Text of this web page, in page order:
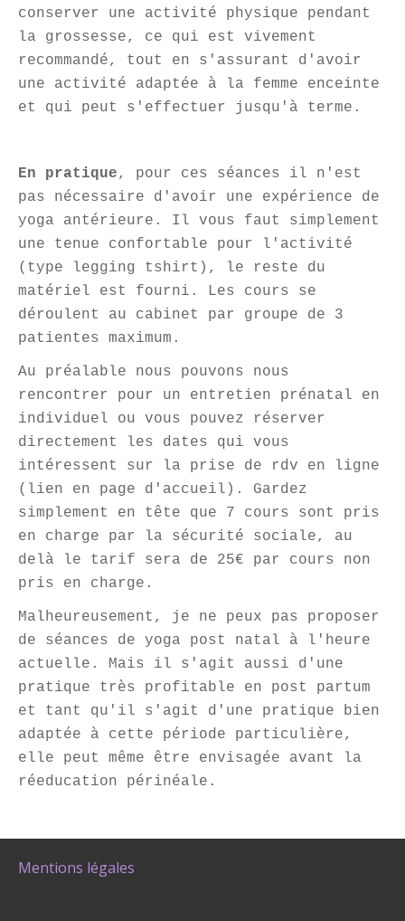
conserver une activité physique pendant
la grossesse, ce qui est vivement
recommandé, tout en s'assurant d'avoir
une activité adaptée à la femme enceinte
et qui peut s'effectuer jusqu'à terme.
En pratique, pour ces séances il n'est
pas nécessaire d'avoir une expérience de
yoga antérieure. Il vous faut simplement
une tenue confortable pour l'activité
(type legging tshirt), le reste du
matériel est fourni.
Les cours se
déroulent au cabinet par groupe de 3
patientes maximum.
Au préalable nous pouvons nous
rencontrer pour un entretien prénatal en
individuel ou vous pouvez réserver
directement les dates qui vous
intéressent sur la prise de rdv en ligne
(lien en page d'accueil). Gardez
simplement en tête que 7 cours sont pris
en charge par la sécurité sociale, au
delà le tarif sera de 25€ par cours non
pris en charge.
Malheureusement, je ne peux pas proposer
de séances de yoga post natal à l'heure
actuelle. Mais il s'agit aussi d'une
pratique très profitable en post partum
et tant qu'il s'agit d'une pratique bien
adaptée à cette période particulière,
elle peut même être envisagée avant la
réeducation périnéale.
Mentions légales